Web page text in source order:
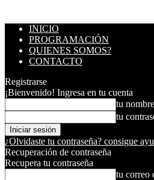
INICIO
PROGRAMACIÓN
QUIENES SOMOS?
CONTACTO
Registrarse
¡Bienvenido! Ingresa en tu cuenta
tu
tu
¿Olvidaste tu contraseña? consigue
Recuperación de contraseña
Recupera tu contraseña
tu correo